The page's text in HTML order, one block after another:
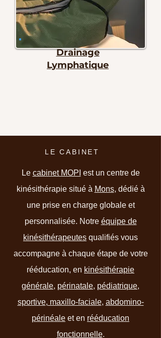
Drainage
Lymphatique
LE CABINET
Le cabinet MOPI est un centre de
kinésithérapie situé à Mons, dédié à
une prise en charge globale et
personnalisée. Notre équipe de
kinésithérapeutes qualifiés vous
accompagne à chaque étape de votre
rééducation, en kinésithérapie
générale, périnatale, pédiatrique,
sportive, maxillo-faciale, abdomino-
périnéale et en rééducation
fonctionnelle.